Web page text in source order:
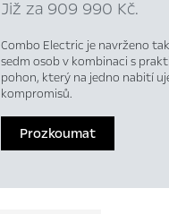
Již za 909 990 Kč.
Combo Electric je navrženo
sedm osob v kombinaci s
pohon, který na jedno nabití
kompromisů.
Prozkoumat